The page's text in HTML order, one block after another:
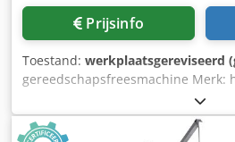
Prijsinfo
Toestand: werkplaatsgereviseerd
gereedschapsfreesmachine Merk:
B (FP 2) Aktiv Gereviseerd met CE
met testprotocol Met garantie
digitale uitlezing Heidenhain